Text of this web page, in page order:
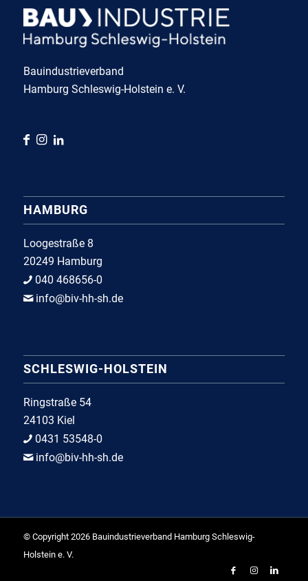
Bauindustrieverband
Hamburg Schleswig-Holstein e. V.
HAMBURG
Loogestraße 8
20249 Hamburg
040 468656-0
info@biv-hh-sh.de
SCHLESWIG-HOLSTEIN
Ringstraße 54
24103 Kiel
0431 53548-0
info@biv-hh-sh.de
© Copyright 2026 Bauindustrieverband Hamburg Schleswig-
Holstein e. V.